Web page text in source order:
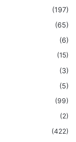
(197)
(65)
(6)
(15)
(3)
(5)
(99)
(2)
(422)